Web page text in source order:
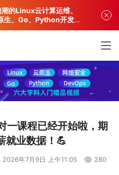
一课程已经开始啦，期
就业数据！💪
2026年7月9日 上午11:05 280
的Linux云计算运维、
生、Go、Python开发专